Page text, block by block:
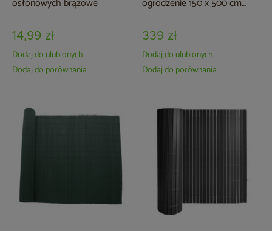
osłonowych brązowe
14,99 zł
Dodaj do ulubionych
Dodaj do porównania
ogrodzenie 150 x 500 cm
339 zł
Dodaj do ulubionych
Dodaj do porównania